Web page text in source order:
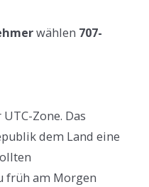
wählen 707-
Zone. Das
dem Land eine
früh am Morgen